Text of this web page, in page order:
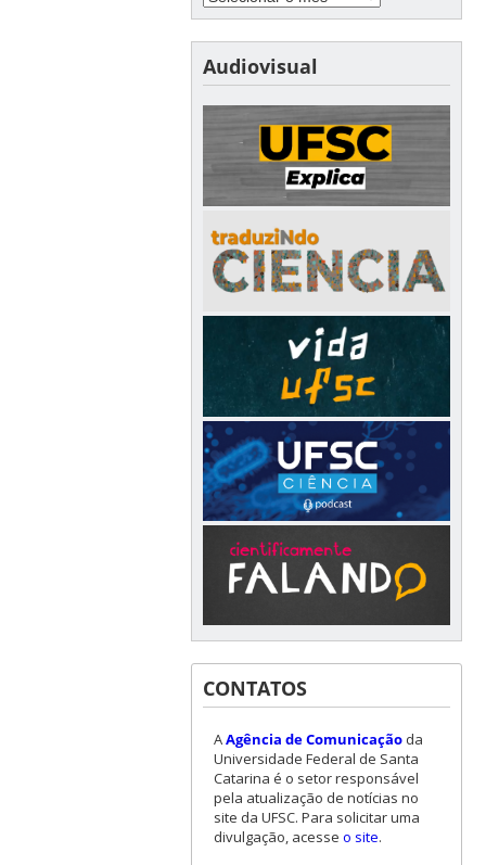
Audiovisual
CONTATOS
AAgência de Comunicaçãoda
Universidade Federal de Santa
Catarina é o setor responsável
pela atualização de notícias no
site da UFSC. Para solicitar uma
divulgação, acesse o site.